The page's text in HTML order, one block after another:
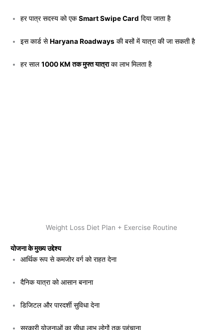
हर पात्र सदस्य को एकSmart Swipe Card दिया जाता है
इस कार्ड सेHaryana Roadways की बसों में यात्रा की जा सकती है
हर साल1000 KM तक मुफ्त यात्राका लाभ मिलता है
Weight Loss Diet Plan + Exercise Routine
योजना के मुख्य उद्देश्य
आर्थिक रूप से कमजोर वर्ग को राहत देना
दैनिक यात्रा को आसान बनाना
डिजिटल और पारदर्शी सुविधा देना
सरकारी योजनाओं का सीधा लाभ लोगों तक पहुंचाना